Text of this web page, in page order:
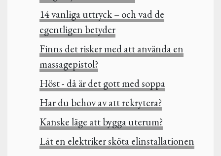
14 vanliga uttryck – och vad de
egentligen betyder
Finns det risker med att använda en
massagepistol?
Höst - då är det gott med soppa
Har du behov av att rekrytera?
Kanske läge att bygga uterum?
Låt en elektriker sköta elinstallationen